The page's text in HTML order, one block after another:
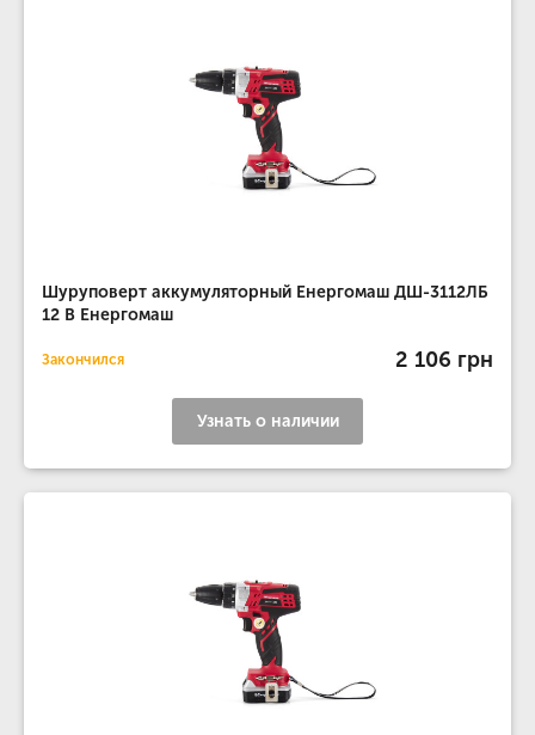
Шуруповерт аккумуляторный Енергомаш ДШ-3112ЛБ
12 В Енергомаш
Закончился 2 106 грн
Узнать о наличии